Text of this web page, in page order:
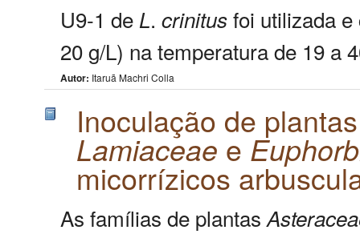
U9-1 de L. crinitusfoi utilizada
20 g/L) na temperatura de 19 a
Autor: Itaruã Machri Colla
Inoculação de
Lamiaceae e
micorrízicos
As famílias de plantas